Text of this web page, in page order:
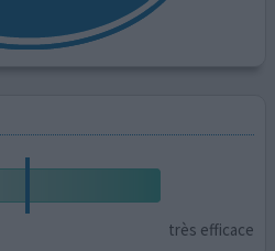
très efficace